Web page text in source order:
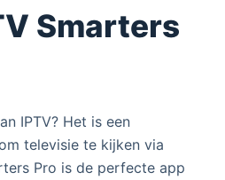
Smarters
IPTV? Het is een
televisie te kijken via
Pro is de perfecte app